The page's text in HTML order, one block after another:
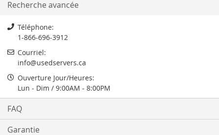
Recherche avancée
Téléphone:
1-866-696-3912
Courriel:
info@usedservers.ca
Ouverture Jour/Heures:
Lun - Dim / 9:00AM - 8:00PM
FAQ
Garantie